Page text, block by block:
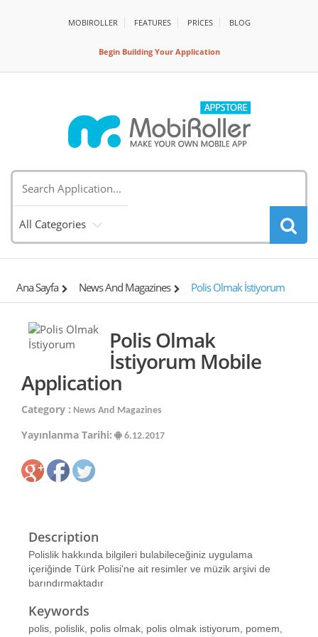
MOBIROLLER FEATURES PRİCES BLOG
Begin Building Your Application
All Categories
Ana Sayfa News And Magazines Polis Olmak İstiyorum
Polis Olmak
İstiyorum Mobile
Application
Category : News And Magazines
Yayınlanma Tarihi: 6.12.2017
Description
Polislik hakkında bilgileri bulabileceğiniz uygulama
içeriğinde Türk Polisi'ne ait resimler ve müzik arşivi de
barındırmaktadır
Keywords
polis, polislik, polis olmak, polis olmak istiyorum, pomem,